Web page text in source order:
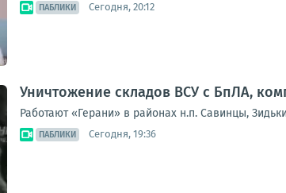
ПАБЛИКИ Сегодня, 20:12
Уничтожение складов ВСУ с БпЛА,
Работают «Герани» в районах н.п. Савинцы,
ПАБЛИКИ Сегодня, 19:36